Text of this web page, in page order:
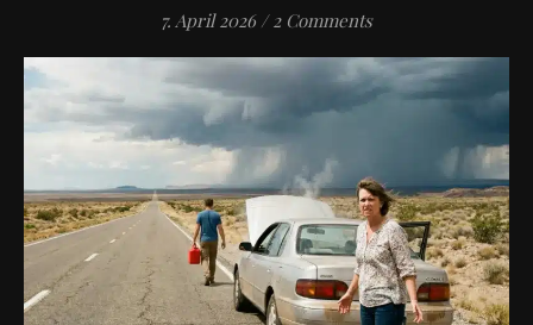
7. April 2026 / 2 Comments